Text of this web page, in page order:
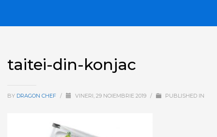
taitei-din-konjac
BY DRAGON CHEF / VINERI, 29 NOIEMBRIE 2019 / PUBLISHED IN